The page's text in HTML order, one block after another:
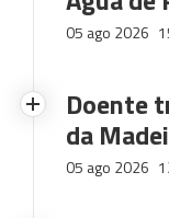
05 ago 2026
Doente
da
05 ago 2026